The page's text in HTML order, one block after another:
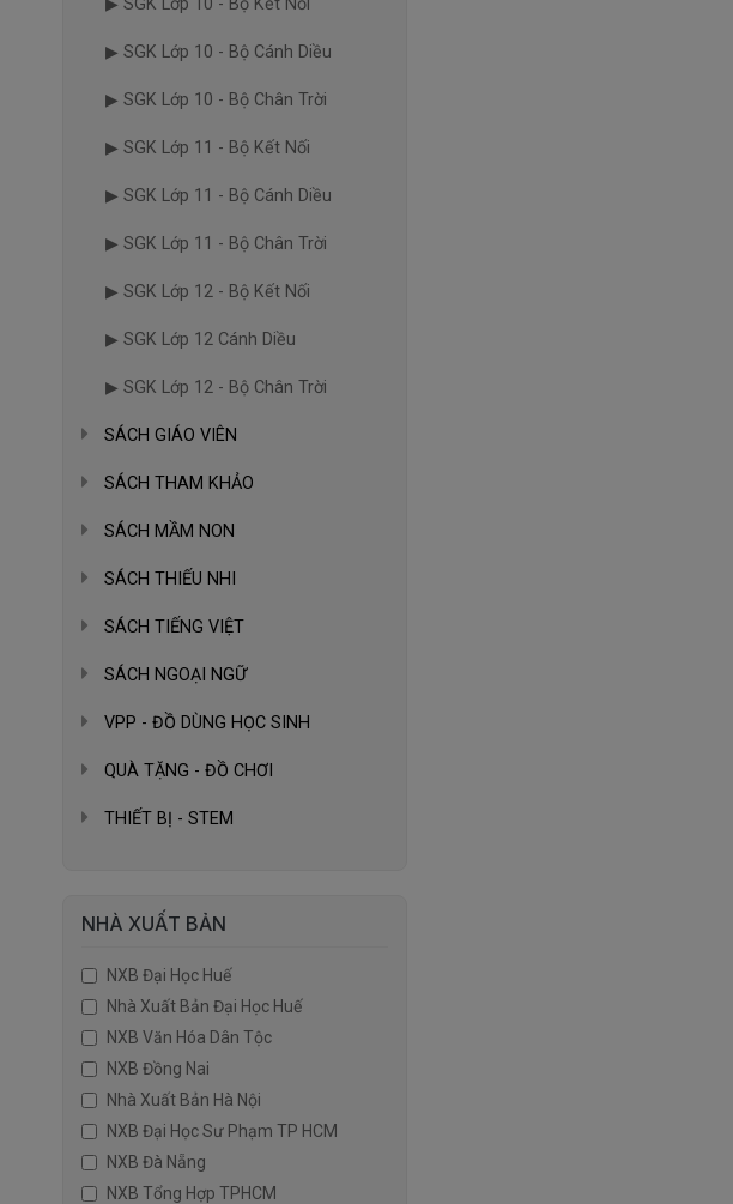
▶ SGK Lớp 10 - Bộ Kết Nối
▶ SGK Lớp 10 - Bộ Cánh Diều
▶ SGK Lớp 10 - Bộ Chân Trời
▶ SGK Lớp 11 - Bộ Kết Nối
▶ SGK Lớp 11 - Bộ Cánh Diều
▶ SGK Lớp 11 - Bộ Chân Trời
▶ SGK Lớp 12 - Bộ Kết Nối
▶ SGK Lớp 12 Cánh Diều
▶ SGK Lớp 12 - Bộ Chân Trời
SÁCH GIÁO VIÊN
SÁCH THAM KHẢO
SÁCH MẦM NON
SÁCH THIẾU NHI
SÁCH TIẾNG VIỆT
SÁCH NGOẠI NGỮ
VPP - ĐỒ DÙNG HỌC SINH
QUÀ TẶNG - ĐỒ CHƠI
THIẾT BỊ - STEM
NHÀ XUẤT BẢN
NXB Đại Học Huế
Nhà Xuất Bản Đại Học Huế
NXB Văn Hóa Dân Tộc
NXB Đồng Nai
Nhà Xuất Bản Hà Nội
NXB Đại Học Sư Phạm TP HCM
NXB Đà Nẵng
NXB Tổng Hợp TPHCM